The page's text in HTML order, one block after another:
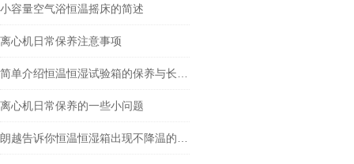
小容量空气浴恒温摇床的简述
离心机日常保养注意事项
离心机日常保养的一些小问题